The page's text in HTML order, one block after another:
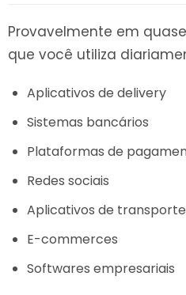
Provavelmente em
que você utiliza
Aplicativos de delivery
Sistemas bancários
Plataformas de
Redes sociais
Aplicativos de transporte
E-commerces
Softwares empresariais